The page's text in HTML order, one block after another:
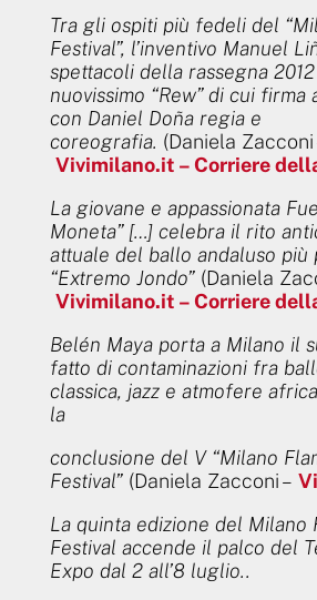
Tra gli ospiti più fedeli del
Festival”, l’inventivo Manuel
spettacoli della rassegna
nuovissimo “Rew” di cui firma
con Daniel Doña regia e
coreografia. (Daniela Zacconi
Vivimilano.it – Corriere
La giovane e appassionata
Moneta” […] celebra il rito
attuale del ballo andaluso più
“Extremo Jondo” (Daniela
Vivimilano.it – Corriere
Belén Maya porta a Milano il
fatto di contaminazioni fra
classica, jazz e atmofere
la
conclusione del V “Milano
Festival” (Daniela Zacconi –
La quinta edizione del Milano
Festival accende il palco del
Expo dal 2 all’8 luglio..